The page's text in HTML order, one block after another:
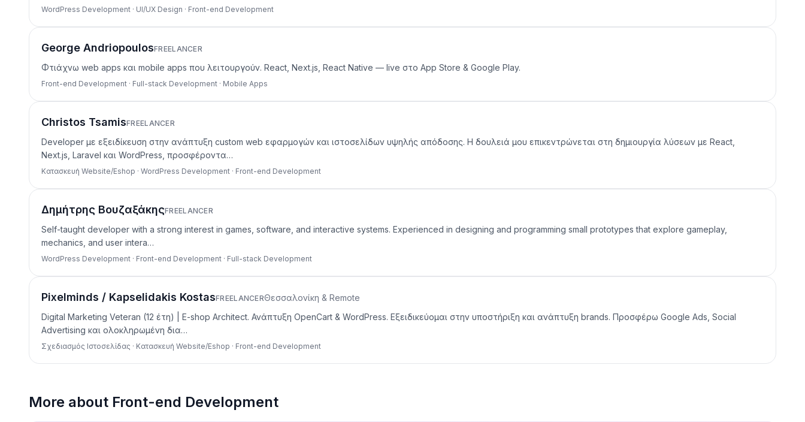
WordPress Development · UI/UX Design · Front-end Development
George AndriopoulosFREELANCER
Φτιάχνω web apps και mobile apps που λειτουργούν. React, Next.js, React Native — live στο App Store & Google Play.
Front-end Development · Full-stack Development · Mobile Apps
Christos TsamisFREELANCER
Developer με εξειδίκευση στην ανάπτυξη custom web εφαρμογών και ιστοσελίδων υψηλής απόδοσης. Η δουλειά μου επικεντρώνεται στη δημιουργία λύσεων με React,
Next.js, Laravel και WordPress, προσφέροντα…
Κατασκευή Website/Eshop · WordPress Development · Front-end Development
Δημήτρης ΒουζαξάκηςFREELANCER
Self-taught developer with a strong interest in games, software, and interactive systems. Experienced in designing and programming small prototypes that explore gameplay,
mechanics, and user intera…
WordPress Development · Front-end Development · Full-stack Development
Pixelminds / Kapselidakis KostasFREELANCERΘεσσαλονίκη & Remote
Digital Marketing Veteran (12 έτη) | E-shop Architect. Ανάπτυξη OpenCart & WordPress. Εξειδικεύομαι στην υποστήριξη και ανάπτυξη brands. Προσφέρω Google Ads, Social
Advertising και ολοκληρωμένη δια…
Σχεδιασμός Ιστοσελίδας · Κατασκευή Website/Eshop · Front-end Development
More about Front-end Development